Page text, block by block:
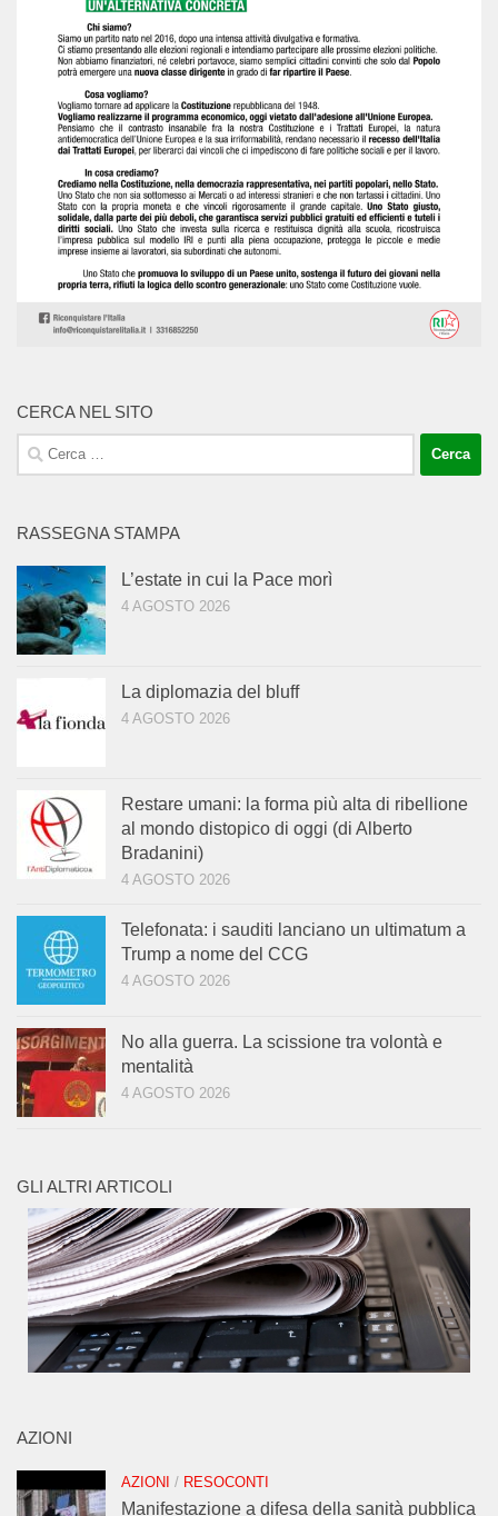
CERCA NEL SITO
Ricerca
per:
RASSEGNA STAMPA
L’estate in cui la Pace morì
4 AGOSTO 2026
La diplomazia del bluff
4 AGOSTO 2026
Restare umani: la forma più alta di ribellione
al mondo distopico di oggi (di Alberto
Bradanini)
4 AGOSTO 2026
Telefonata: i sauditi lanciano un ultimatum a
Trump a nome del CCG
4 AGOSTO 2026
No alla guerra. La scissione tra volontà e
mentalità
4 AGOSTO 2026
GLI ALTRI ARTICOLI
AZIONI
AZIONI / RESOCONTI
Manifestazione a difesa della sanità pubblica